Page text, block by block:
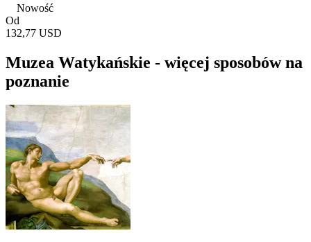
Nowość
Od
132,77 USD
Muzea Watykańskie - więcej sposobów na
poznanie